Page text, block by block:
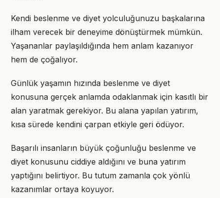
Kendi beslenme ve diyet yolculuğunuzu başkalarına
ilham verecek bir deneyime dönüştürmek mümkün.
Yaşananlar paylaşıldığında hem anlam kazanıyor
hem de çoğalıyor.
Günlük yaşamın hızında beslenme ve diyet
konusuna gerçek anlamda odaklanmak için kasıtlı bir
alan yaratmak gerekiyor. Bu alana yapılan yatırım,
kısa sürede kendini çarpan etkiyle geri ödüyor.
Başarılı insanların büyük çoğunluğu beslenme ve
diyet konusunu ciddiye aldığını ve buna yatırım
yaptığını belirtiyor. Bu tutum zamanla çok yönlü
kazanımlar ortaya koyuyor.